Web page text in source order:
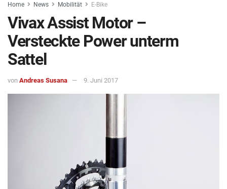
Home News Mobilität E-Bike
Vivax Assist Motor –
Versteckte Power unterm
Sattel
von Andreas Susana 9. Juni 2017